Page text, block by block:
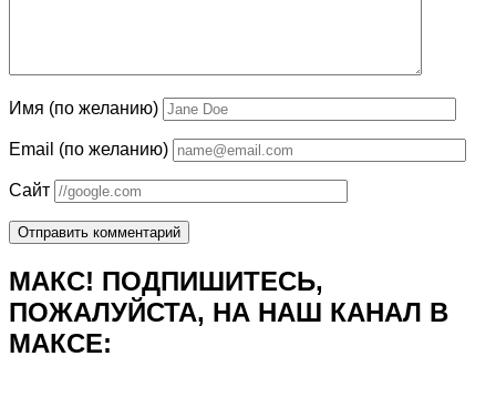
Имя (по желанию)
Email (по желанию)
Сайт
МАКС! ПОДПИШИТЕСЬ,
ПОЖАЛУЙСТА, НА НАШ КАНАЛ В
МАКСЕ: